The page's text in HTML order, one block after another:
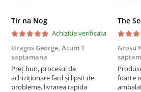
Puzzle 8000 piese
Puzzle 150 piese
Puzzle 1000 piese fluorescent
Puzzle din lemn
Mandala
Tir na Nog
Achizitie verificata
Dragos George, Acum 1
saptamana
Preț bun, procesul de
achiziționare facil și lipsit de
probleme, livrarea rapida
The
Grosu
foarte